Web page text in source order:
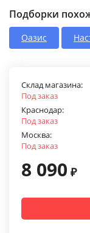
Подборки
Оазис
Склад магазина:
Под заказ
Краснодар:
Под заказ
Москва:
Под заказ
8 090 ₽